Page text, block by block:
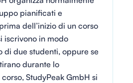
pianificati e
dell’inizio di un corso
iscrivono in modo
di due studenti, oppure se
durante lo
StudyPeak GmbH si